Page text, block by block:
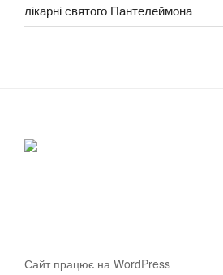
лікарні святого Пантелеймона
Сайт працює на WordPress